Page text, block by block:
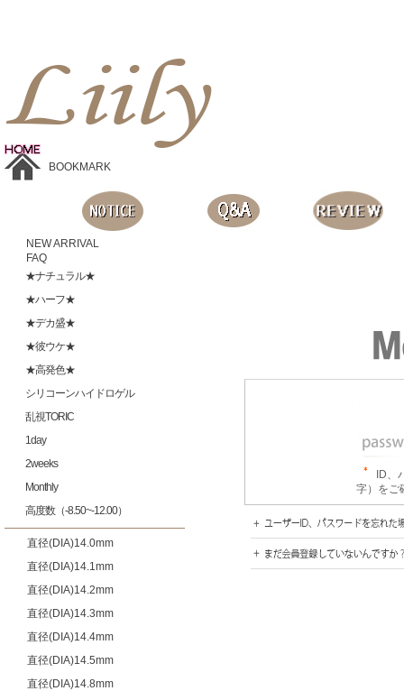
BOOKMARK
NEW ARRIVAL
FAQ
★ナチュラル★
★ハーフ★
★デカ盛★
★彼ウケ★
★高発色★
シリコーンハイドロゲル
乱視TORIC
1day
2weeks
Monthly
高度数（-8.50~-12.00）
直径(DIA)14.0mm
直径(DIA)14.1mm
直径(DIA)14.2mm
直径(DIA)14.3mm
直径(DIA)14.4mm
直径(DIA)14.5mm
直径(DIA)14.8mm
ID、
字）をご